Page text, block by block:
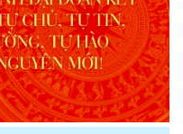
mô khủng với 17 hoạt
dẫn lối đổi mới